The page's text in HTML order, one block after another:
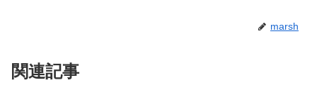
marsh
関連記事